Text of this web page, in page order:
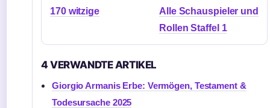
170 witzige
Alle Schauspieler und
Rollen Staffel 1
4 VERWANDTE ARTIKEL
Giorgio Armanis Erbe: Vermögen, Testament &
Todesursache 2025